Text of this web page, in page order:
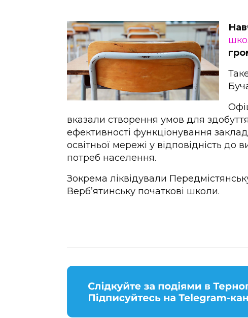
вказали створення умов для здобуття
ефективності функціонування
освітньої мережі у відповідність до
потреб населення.
Зокрема ліквідували
Верб’ятинську початкові школи.